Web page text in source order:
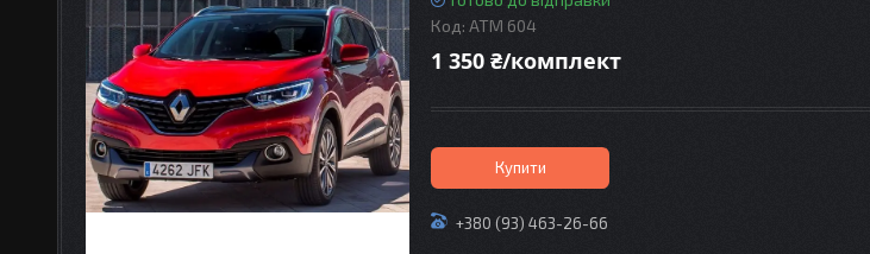
Код: ATM 604
1 350 ₴/комплект
Купити
+380 (93) 463-26-66